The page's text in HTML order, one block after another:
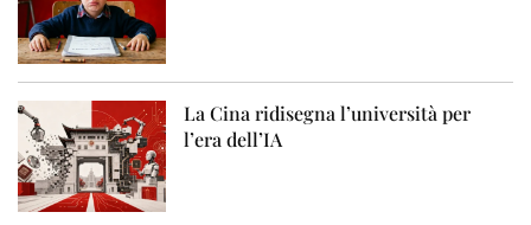
La Cina ridisegna l’università per
l’era dell’IA